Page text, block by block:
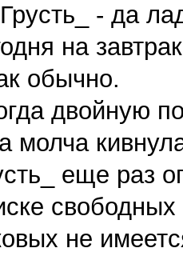
- да
на
обычно.
двойную
молча
еще раз
не